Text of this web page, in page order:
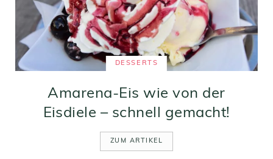
DESSERTS
Amarena-Eis wie von der
Eisdiele – schnell gemacht!
ZUM ARTIKEL